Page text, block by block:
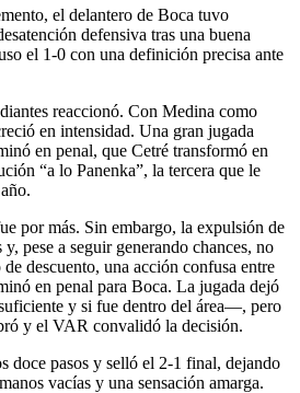
el delantero de Boca tuvo
defensiva tras una buena
el 1-0 con una definición precisa ante
reaccionó. Con Medina como
en intensidad. Una gran jugada
en penal, que Cetré transformó en
“a lo Panenka”, la tercera que le
por más. Sin embargo, la expulsión de
pese a seguir generando chances, no
descuento, una acción confusa entre
en penal para Boca. La jugada dejó
y si fue dentro del área—, pero
y el VAR convalidó la decisión.
doce pasos y selló el 2-1 final, dejando
vacías y una sensación amarga.